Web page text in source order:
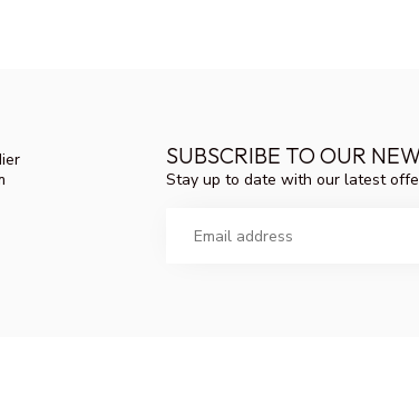
SUBSCRIBE TO OUR
Stay up to date with our latest